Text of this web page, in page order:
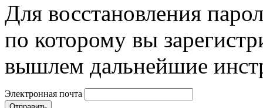
Для восстановления
по которому вы
вышлем дальнейшие
Электронная почта